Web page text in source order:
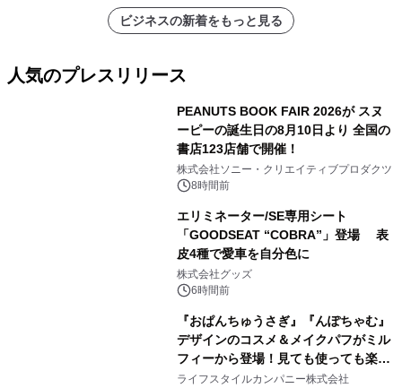
ビジネスの新着をもっと見る
人気のプレスリリース
PEANUTS BOOK FAIR 2026が スヌ
ーピーの誕生日の8月10日より 全国の
書店123店舗で開催！
株式会社ソニー・クリエイティブプロダクツ
8時間前
エリミネーター/SE専用シート
「GOODSEAT “COBRA”」登場 表
皮4種で愛車を自分色に
株式会社グッズ
6時間前
『おぱんちゅうさぎ』『んぽちゃむ』
デザインのコスメ＆メイクパフがミル
フィーから登場！見ても使っても楽し
い、ポップでキュートなコレクショ
ライフスタイルカンパニー株式会社